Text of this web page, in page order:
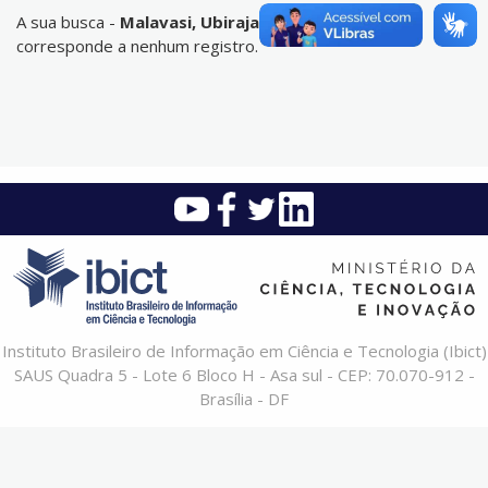
A sua busca - Malavasi, Ubirajara Contro- não
corresponde a nenhum registro.
Instituto Brasileiro de Informação em Ciência e Tecnologia (Ibict)
SAUS Quadra 5 - Lote 6 Bloco H - Asa sul - CEP: 70.070-912 -
Brasília - DF